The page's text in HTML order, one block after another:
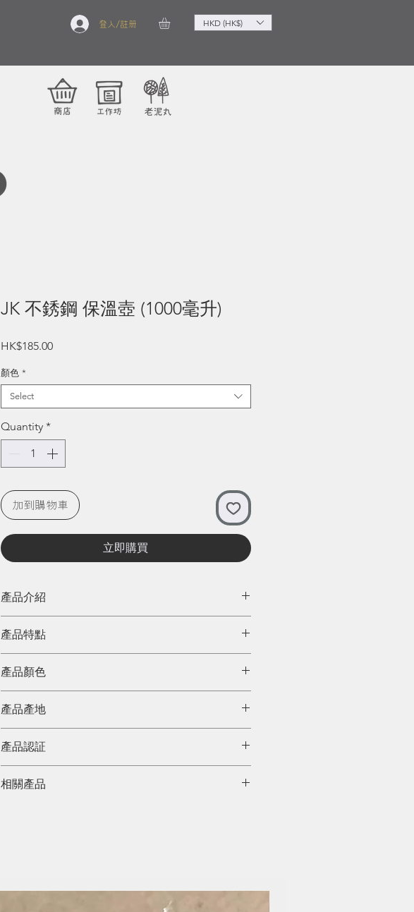
登入/註冊 HKD (HK$)
JK 不銹鋼 保溫壺 (1000毫升)
HK$185.00Price
顏色 *
Select
Quantity *
加到購物車
立即購買
產品介紹
計，包括全鋼杯蓋、全鋼防漏杯蓋、茶隔及本體，
保溫保冷可達至12小時。
產品特點
產品顏色
產品產地
產品認証
相關產品